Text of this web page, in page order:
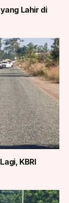
Lahir di
KBRI